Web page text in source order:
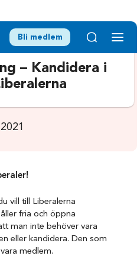
Bli medlem
– Kandidera i
vill till Liberalerna
fria och öppna
man inte behöver vara
eller kandidera. Den som
medlem.